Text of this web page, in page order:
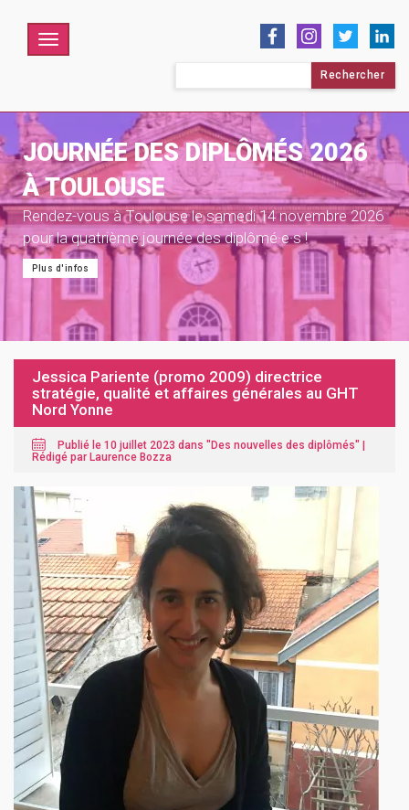
Menu
JOURNÉE DES DIPLÔMÉS 2026
À TOULOUSE
Rendez-vous à Toulouse le samedi 14 novembre 2026
pour la quatrième journée des diplômé·e·s !
Plus d'infos
Jessica Pariente (promo 2009) directrice
stratégie, qualité et affaires générales au GHT
Nord Yonne
Publié le 10 juillet 2023 dans "Des nouvelles des diplômés" |
Rédigé par Laurence Bozza